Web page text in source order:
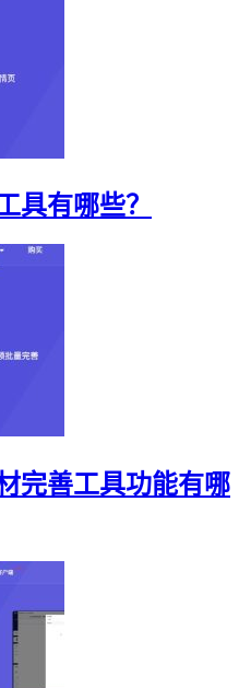
具有哪些？
完善工具功能有哪